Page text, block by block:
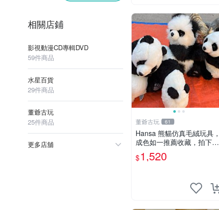
相關店鋪
影視動漫CD專輯DVD
59件商品
水星百貨
29件商品
董爺古玩
25件商品
更多店舖
董爺古玩 61
Hansa 熊貓仿真毛絨玩具，
成色如一推薦收藏，拍下無
疑心 熊貓 毛絨玩具 收藏
$1,520